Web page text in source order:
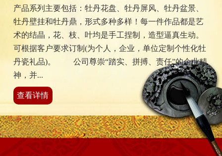
产品系列主要包括：牡丹花盘、牡丹屏风、牡丹盆景、
牡丹壁挂和牡丹鼎，形式多种多样！每一件作品都是艺
术的结晶，花、枝、叶均是手工捏制，造型逼真生动。
可根据客户要求订制(为个人，企业，单位定制个性化牡
丹瓷礼品)。 公司尊崇“踏实、拼搏、责任”的企业精
神，并...
查看详情